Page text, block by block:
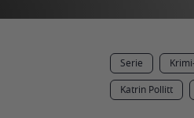
Serie
Katrin Pollitt